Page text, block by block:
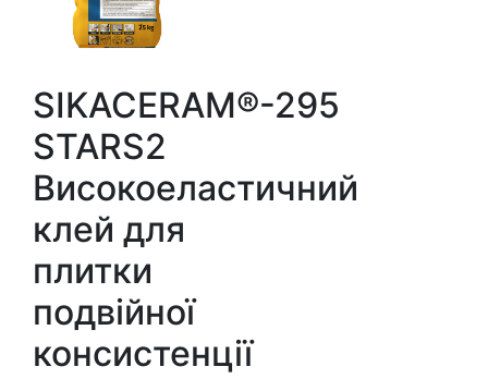
SIKACERAM®-295
STARS2
Високоеластичний
клей для
плитки
подвійної
консистенції